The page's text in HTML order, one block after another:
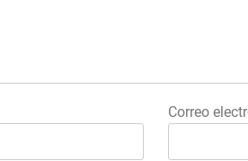
Correo